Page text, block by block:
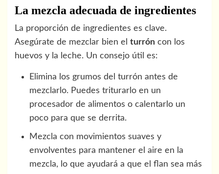
La mezcla adecuada de ingredientes
La proporción de ingredientes es clave.
Asegúrate de mezclar bien el turrón con los
huevos y la leche. Un consejo útil es:
Elimina los grumos del turrón antes de
mezclarlo. Puedes triturarlo en un
procesador de alimentos o calentarlo un
poco para que se derrita.
Mezcla con movimientos suaves y
envolventes para mantener el aire en la
mezcla, lo que ayudará a que el flan sea más